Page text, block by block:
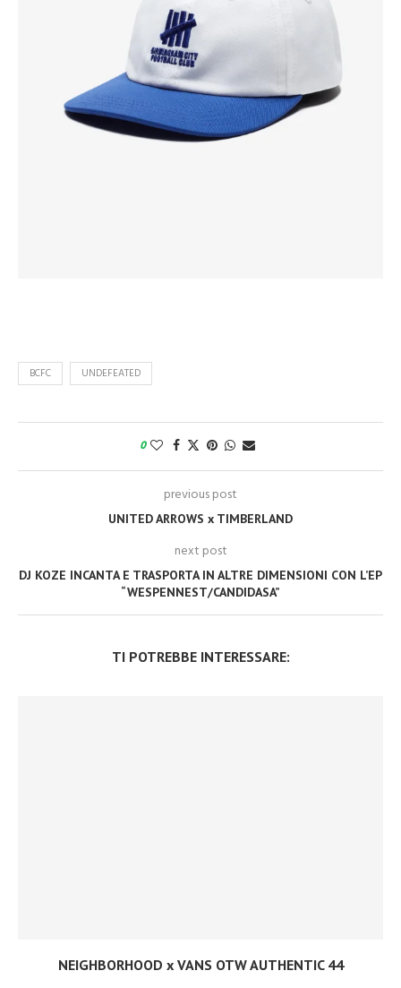
BCFC UNDEFEATED
0
previous post
UNITED ARROWS x TIMBERLAND
next post
DJ KOZE INCANTA E TRASPORTA IN ALTRE DIMENSIONI CON L’EP
“WESPENNEST/CANDIDASA”
TI POTREBBE INTERESSARE:
NEIGHBORHOOD x VANS OTW AUTHENTIC 44